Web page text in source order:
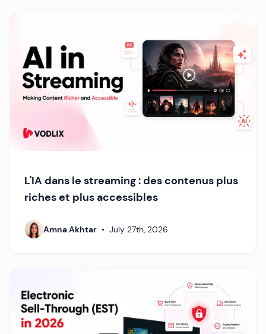
L'IA dans le streaming : des contenus plus
riches et plus accessibles
Amna Akhtar • July 27th, 2026